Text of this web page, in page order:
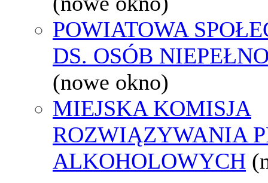
POWIATOWA
DS. OSÓB
(nowe okno)
MIEJSKA KOMISJA
ROZWIĄZYWANIA
ALKOHOLOWYCH